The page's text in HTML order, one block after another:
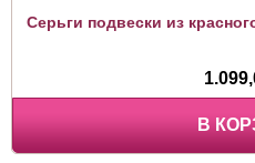
Серьги подвески из
В